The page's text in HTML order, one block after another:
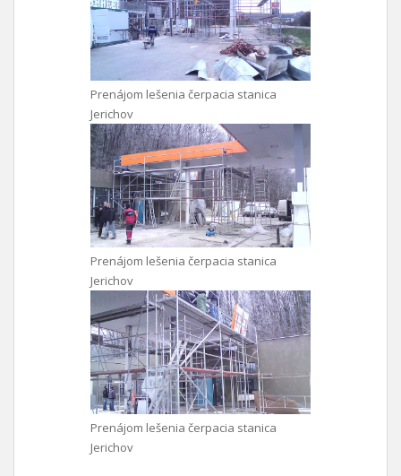
Prenájom lešenia čerpacia stanica
Jerichov
Prenájom lešenia čerpacia stanica
Jerichov
Prenájom lešenia čerpacia stanica
Jerichov